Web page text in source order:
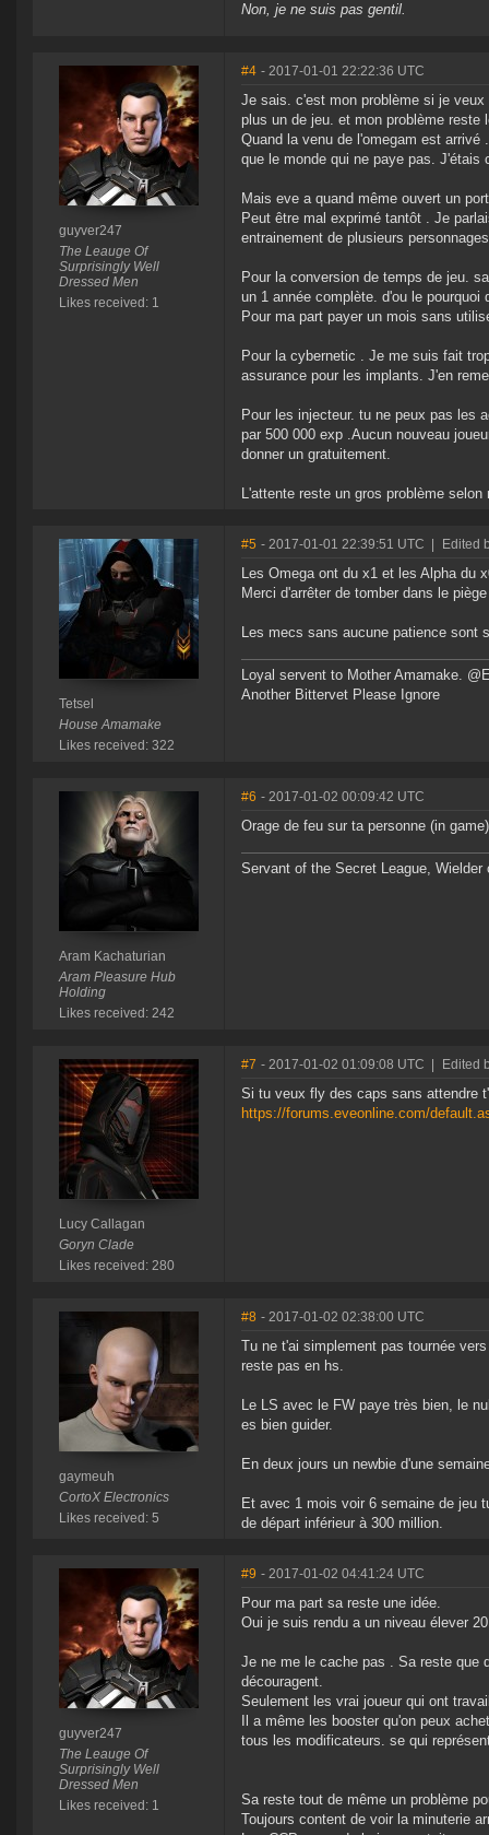
Non, je ne suis pas gentil.
guyver247
The Leauge Of
Surprisingly Well
Dressed Men
Likes received: 1
#4 - 2017-01-01 22:22:36 UTC
Je sais. c'est mon problème si je
plus un de jeu. et mon problème
Quand la venu de l'omegam est
que le monde qui ne paye pas.
Mais eve a quand même ouvert un
Peut être mal exprimé tantôt . Je
entrainement de plusieurs
Pour la conversion de temps de jeu.
un 1 année complète. d'ou le pourquoi
Pour ma part payer un mois sans
Pour la cybernetic . Je me suis fait
assurance pour les implants. J'en
Pour les injecteur. tu ne peux pas les
par 500 000 exp .Aucun nouveau
donner un gratuitement.
L'attente reste un gros problème selon
Tetsel
House Amamake
Likes received: 322
#5 - 2017-01-01 22:39:51 UTC Edited
Les Omega ont du x1 et les Alpha du
Merci d'arrêter de tomber dans le
Les mecs sans aucune patience sont
Loyal servent to Mother Amamake.
Another Bittervet Please Ignore
Aram Kachaturian
Aram Pleasure Hub
Holding
Likes received: 242
#6 - 2017-01-02 00:09:42 UTC
Orage de feu sur ta personne (in
Servant of the Secret League,
Lucy Callagan
Goryn Clade
Likes received: 280
#7 - 2017-01-02 01:09:08 UTC Edited
Si tu veux fly des caps sans attendre
https://forums.eveonline.com/
gaymeuh
CortoX Electronics
Likes received: 5
#8 - 2017-01-02 02:38:00 UTC
Tu ne t'ai simplement pas tournée
reste pas en hs.
Le LS avec le FW paye très bien, le
es bien guider.
En deux jours un newbie d'une
Et avec 1 mois voir 6 semaine de jeu
de départ inférieur à 300 million.
guyver247
The Leauge Of
Surprisingly Well
Dressed Men
Likes received: 1
#9 - 2017-01-02 04:41:24 UTC
Pour ma part sa reste une idée.
Oui je suis rendu a un niveau élever
Je ne me le cache pas . Sa reste que
découragent.
Seulement les vrai joueur qui ont
Il a même les booster qu'on peux
tous les modificateurs. se qui
Sa reste tout de même un problème
Toujours content de voir la minuterie